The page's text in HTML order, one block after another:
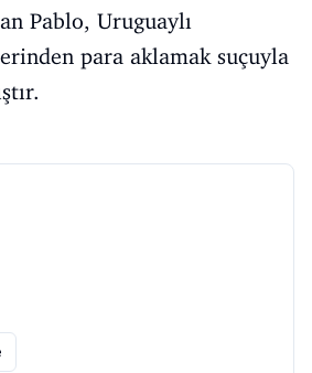
Pablo, Uruguaylı
para aklamak suçuyla